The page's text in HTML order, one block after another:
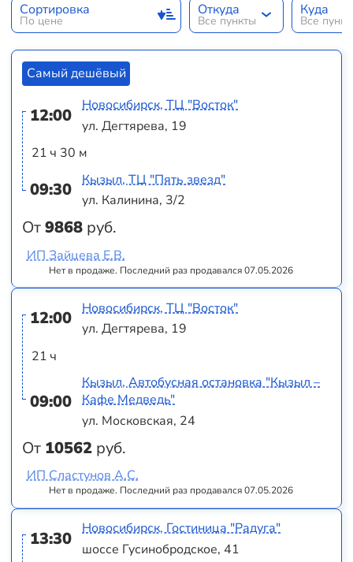
Сортировка
По цене
Откуда
Все пункты
Куда
Все
Самый дешёвый
12:00
21 ч 30 м
09:30
От9868 руб.
Новосибирск, ТЦ "Восток"
ул. Дегтярева, 19
Кызыл, ТЦ "Пять звезд"
ул. Калинина, 3/2
Нет в продаже. Последний раз продавался 07.05.2026
ИП Зайцева Е.В.
12:00
21 ч
09:00
От 10562 руб.
Новосибирск, ТЦ "Восток"
ул. Дегтярева, 19
Кызыл, Автобусная остановка "Кызыл –
Кафе Медведь"
ул. Московская, 24
Нет в продаже. Последний раз продавался 07.05.2026
ИП Сластунов А.С.
13:30
Новосибирск, Гостиница "Радуга"
шоссе Гусинобродское, 41